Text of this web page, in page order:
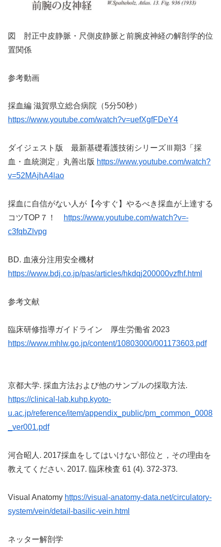
図 肘正中皮静脈・尺側皮静脈と前腕皮神経の解剖学的位
置関係
参考動画
採血編 滋賀県立総合病院（5分50秒）
https://www.youtube.com/watch?v=uefXgfFDeY4
ダイジェスト版 最新基礎看護技術シリーズⅢ期3「採
血・血統測定」丸善出版 https://www.youtube.com/watch?
v=52MAjhA4lao
採血に自信がない人が【今すぐ】やるべき採血が上達する
コツTOP７！
https://www.youtube.com/watch?v=-
c3fqbZlvpg
BD. 血液分注用安全機材
https://www.bdj.co.jp/pas/articles/hkdqj200000vzfhf.html
参考文献
臨床研修指導ガイドライン 厚生労働省 2023
https://www.mhlw.go.jp/content/10803000/001173603.pdf
京都大学. 採血方法および他のサンプルの採取方法.
https://clinical-lab.kuhp.kyoto-
u.ac.jp/reference/item/appendix_public/pm_common_0008
_ver001.pdf
河合昭人. 2017採血をしてはいけない部位と，その理由を
教えてください. 2017. 臨床検査 61 (4). 372-373.
Visual Anatomy https://visual-anatomy-data.net/circulatory-
system/vein/detail-basilic-vein.html
ネッター解剖学